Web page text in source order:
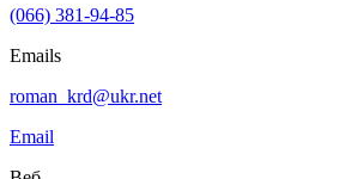
(066) 381-94-85
Emails
roman_krd@ukr.net
Email